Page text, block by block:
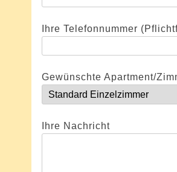
Ihre Telefonnummer
Gewünschte Apartment/
Ihre Nachricht